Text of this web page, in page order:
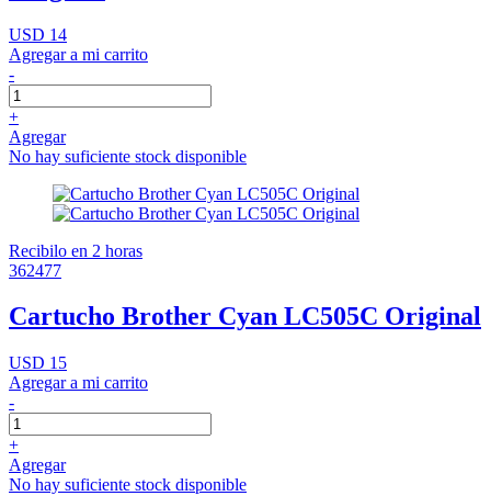
USD 14
Agregar a mi carrito
-
+
Agregar
No hay suficiente stock disponible
Recibilo en 2 horas
362477
Cartucho Brother Cyan LC505C Original
USD 15
Agregar a mi carrito
-
+
Agregar
No hay suficiente stock disponible